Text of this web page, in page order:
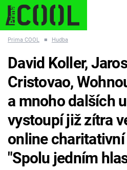
ESCAPE PLNEJ KOTEL
Témata
Filmy
Prima COOL ■ Hudba
David Koller,
Cristovao,
a mnoho dalších
vystoupí již zítra
online
"Spolu jedním